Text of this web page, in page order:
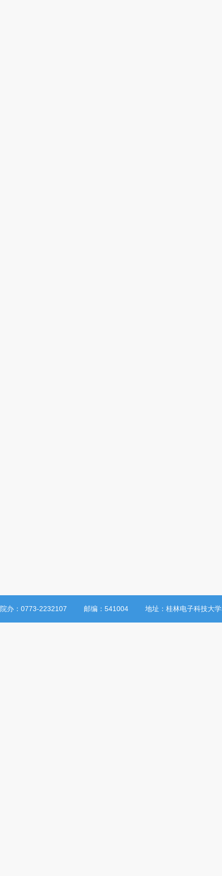
院办：0773-2232107 邮编：541004 地址：桂林电子科技大